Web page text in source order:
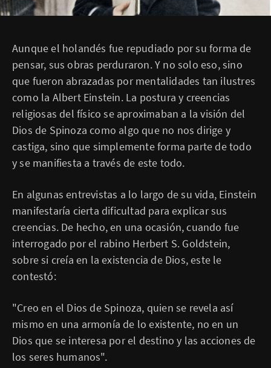
Aunque el holandés fue repudiado por su forma de
pensar, sus obras perduraron. Y no solo eso, sino
que fueron abrazadas por mentalidades tan ilustres
como la Albert Einstein. La postura y creencias
religiosas del físico se aproximaban a la visión del
Dios de Spinoza como algo que no nos dirige y
castiga, sino que simplemente forma parte de todo
y se manifiesta a través de este todo.
En algunas entrevistas a lo largo de su vida, Einstein
manifestaría cierta dificultad para explicar sus
creencias. De hecho, en una ocasión, cuando fue
interrogado por el rabino Herbert S. Goldstein,
sobre si creía en la existencia de Dios, este le
contestó:
"Creo en el Dios de Spinoza, quien se revela así
mismo en una armonía de lo existente, no en un
Dios que se interesa por el destino y las acciones de
los seres humanos".